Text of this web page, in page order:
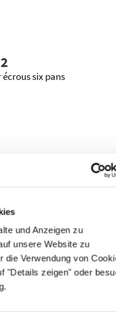
und Anzeigen zu
unsere Website zu
die Verwendung von
"Details zeigen" oder
six pans